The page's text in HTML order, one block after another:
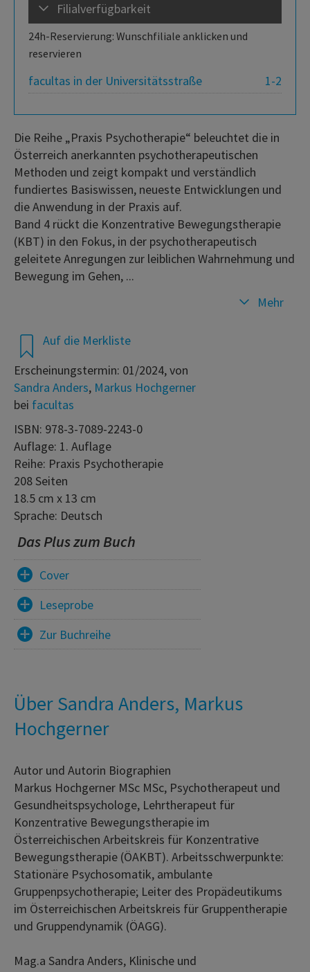
Filialverfügbarkeit
24h-Reservierung: Wunschfiliale anklicken und
reservieren
1-2
facultas in der Universitätsstraße
Auf die Merkliste
Erscheinungstermin: 01/2024, von
Sandra Anders, Markus Hochgerner
bei facultas
ISBN: 978-3-7089-2243-0
Auflage: 1. Auflage
Reihe: Praxis Psychotherapie
208 Seiten
18.5 cm x 13 cm
Sprache: Deutsch
Das Plus zum Buch
Cover
Leseprobe
Zur Buchreihe
Die Reihe „Praxis Psychotherapie“ beleuchtet die in
Österreich anerkannten psychotherapeutischen
Methoden und zeigt kompakt und verständlich
fundiertes Basiswissen, neueste Entwicklungen und
die Anwendung in der Praxis auf.
Band 4 rückt die Konzentrative Bewegungstherapie
(KBT) in den Fokus, in der psychotherapeutisch
geleitete Anregungen zur leiblichen Wahrnehmung und
Bewegung im Gehen, ...
Mehr
Über Sandra Anders, Markus
Hochgerner
Autor und Autorin Biographien
Markus Hochgerner MSc MSc, Psychotherapeut und
Gesundheitspsychologe, Lehrtherapeut für
Konzentrative Bewegungstherapie im
Österreichischen Arbeitskreis für Konzentrative
Bewegungstherapie (ÖAKBT). Arbeitsschwerpunkte:
Stationäre Psychosomatik, ambulante
Gruppenpsychotherapie; Leiter des Propädeutikums
im Österreichischen Arbeitskreis für Gruppentherapie
und Gruppendynamik (ÖAGG).
Mag.a Sandra Anders, Klinische und